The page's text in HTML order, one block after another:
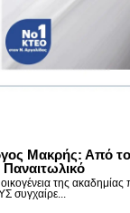
Μακρής: Από
της
συγχαίρε...